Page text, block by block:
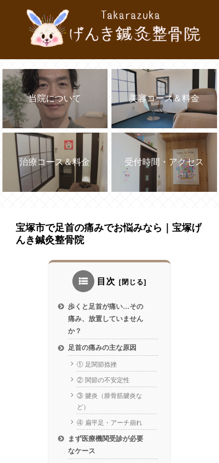
当院について 美容コース＆料金
治療コース＆料金 受付時間・アクセス
宝塚市で足首の痛みでお悩みなら｜宝塚げ
んき鍼灸整骨院
目次
歩くと足首が痛い…その
痛み、放置していません
か？
足首の痛みの主な原因
① 足関節捻挫
② 関節の不安定性
③ 腱炎（腓骨筋腱炎な
ど）
④ 扁平足・アーチ崩れ
まず医療機関受診が必要
なケース